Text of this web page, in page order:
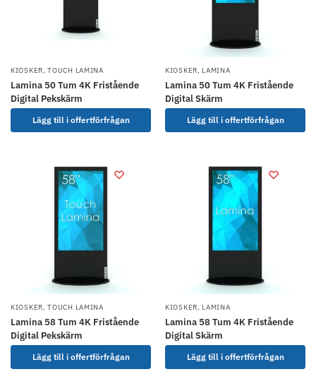
KIOSKER,TOUCH LAMINA
Lamina 50 Tum 4K Fristående
Digital Pekskärm
Lägg till i offertförfrågan
KIOSKER, LAMINA
Lamina 50 Tum 4K Fristående
Digital Skärm
Lägg till i offertförfrågan
KIOSKER,TOUCH LAMINA
Lamina 58 Tum 4K Fristående
Digital Pekskärm
Lägg till i offertförfrågan
KIOSKER, LAMINA
Lamina 58 Tum 4K Fristående
Digital Skärm
Lägg till i offertförfrågan